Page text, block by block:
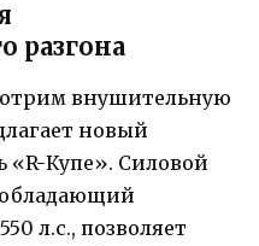
разгона
внушительную
новый
Купе». Силовой
обладающий
л.с., позволяет